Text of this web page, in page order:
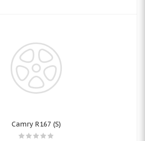
Camry R167 (S)